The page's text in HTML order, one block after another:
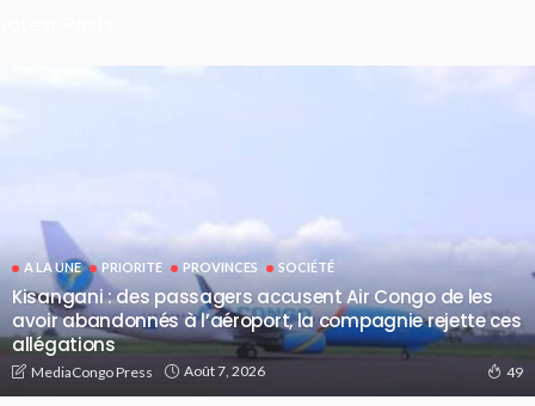
A LA UNE PRIORITE PROVINCES SOCIÉTÉ
Kisangani : des passagers accusent Air Congo de les
avoir abandonnés à l’aéroport, la compagnie rejette ces
allégations
MediaCongo Press Août 7, 2026 49